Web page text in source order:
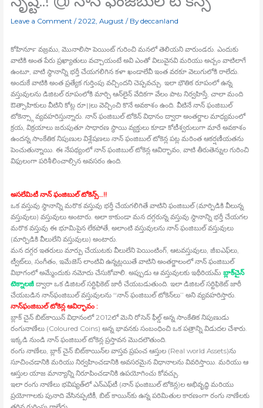
Leave a Comment /2022 ,August / Bydeccanland
కోహినూర్‍ వజ్రము, మొనాలిసా పెయింట్‍ గురించి మనలో తెలియని వారుండరు. ఎందుకు
వాటికి అంత పేరు ప్రఖ్యాతులు వచ్చాయంటే అవి ఎంతో విలువైనవి మరియు అచ్చం వాటిలాగే
ఉంటూ, వాటి స్థానాన్ని భర్తీ చేయగలిగిన కళా ఖండాలేవీ ఇంత వరకూ వెలుగులోకి రాలేదు.
అందుకే వాటికి అంత ప్రత్యేక గుర్తింపు వచ్చిందని చెప్పవచ్చు. ఇలా భౌతిక రూపంలో ఉన్న
వస్తువులను డిజిటల్‍ రూపంలోకి మార్చి ఆన్‍లైన్‍ వేదికగా వేలం పాట నిర్వహిస్తే, చాలా మంది
ఔత్సాహికులు వీటిని కోట్ల రూ।।లు వెచ్చించి కొనే అవకాశం ఉంది. వీటినే నాన్‍ ఫంజిబుల్‍
టోకెన్స్గా వ్యవహరిస్తున్నారు. నాన్‍ ఫంజిబుల్‍ టోకెన్‍ విధానం ద్వారా అంతర్జాల మాధ్యమంలో
క్రయ, విక్రయాలు జరుపుతూ సాధారణ స్థాయి వ్యక్తులు కూడా కోటీశ్వరులుగా మారే అవకాశం
ఉందన్న సాంకేతిక నిపుణుల విశ్లేషణలు నాన్‍ ఫంజిబుల్‍ టోకెన్ల పట్ల మరింత ఆకర్షణీయతను
పెంచుతున్నాయి. ఈ నేపథ్యంలో నాన్‍ ఫంజిబుల్‍ టోకెన్ల ఆవిర్భావం, వాటి తీరుతెన్నుల గురించి
విఫులంగా పరిశీలించాల్సిన అవసరం ఉంది.
అసలేమిటీ నాన్‍ ఫంజిబుల్‍ టోకెన్స్…!!
ఒక వస్తువు స్థానాన్ని మరొక వస్తువు భర్తీ చేయగలిగితే వాటిని ఫంజిబుల్‍ (మార్పిడికి వీలున్న
వస్తువులు) వస్తువులు అంటారు. అలా కాకుండా మన దగ్గరున్న వస్తువు స్థానాన్ని భర్తీ చేయగల
మరొక వస్తువు ఈ భూమిపైన లేకపోతే, అలాంటి వస్తువులను నాన్‍ ఫంజిబుల్‍ వస్తువులు
(మార్పిడికి వీలులేని వస్తువులు) అంటారు.
మన దగ్గర ఇతరులు మార్పు చేయుటకు వీలులేని పెయింటింగ్‍, ఆటవస్తువులు, జీఐఎఫ్‍లు,
ట్వీట్‍లు, సంగీతం, ఇమేజెస్‍ లాంటివి ఉన్నట్లయితే వాటిని అంతర్జాలంలో నాన్‍ ఫంజిబుల్‍
విభాగంలో అమ్మేందుకు నమోదు చేసుకోవాలి. అప్పుడు ఆ వస్తువులకు ఇథీరియమ్‍బ్లాక్‍చైన్‍
టెక్నాలజీద్వారా ఒక డిజిటల్‍ సర్టిఫికెట్‍ జారీ చేయబడుతుంది. ఇలా డిజిటల్‍ సర్టిఫికెట్‍ జారీ
చేయబడిన నాన్‍ఫంజిబుల్‍ వస్తువులను ‘‘నాన్‍ ఫంజిబుల్‍ టోకెన్‍లు’’ అని వ్యవహరిస్తారు.
నాన్‍ఫంజిబుల్‍ టోకెన్ల ఆవిర్భావం :
బ్లాక్‍ చైన్‍ బిట్‍కాయిన్‍ విధానంలో 2012లో మెని రోసెన్‍ ఫీల్డ్ అన్న సాంకేతిక నిపుణుడు
రంగునాణేలు (Coloured Coins) అన్న భావనకు సంబంధించి ఒక పత్రాన్ని విడుదల చేశారు.
ఇక్కడి నుండి నాన్‍ ఫంజిబుల్‍ టోకెన్ల ప్రస్తావన మొదలౌతుంది.
రంగు నాణేలు, బ్లాక్‍ చైన్‍ బిట్‍కాయిన్‍ల వాస్తవ ప్రపంచ ఆస్తుల (Real world Assets)ను
సూచించడానికి మరియు నిర్వహించడానికి అవసరమైన విధానాలను వివరిస్తాయి. మరియు ఆ
ఆస్తుల యాజ మాన్యాన్ని నిరూపించడానికి ఉపయోగించు కోవచ్చు.
ఇలా రంగు నాణేలు భవిష్యత్‍లో ఎన్‍ఎఫ్‍టీ (నాన్‍ ఫంజిబుల్‍ టోకెన్ల)ల అభివృద్ధి మరియు
ప్రయోగాలకు పునాది వేసినప్పటికీ, బిట్‍ కాయిన్‍కు ఉన్న పరిమితుల కారణంగా రంగు నాణేలకు